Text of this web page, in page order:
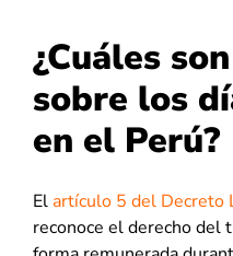
¿Cuáles
sobre los
en el Perú?
Elartículo 5 del Decreto
reconoce el derecho del